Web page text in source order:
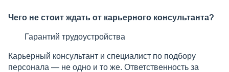
Чего не стоит ждать от карьерного консультанта?
Гарантий трудоустройства
Карьерный консультант и специалист по подбору
персонала — не одно и то же. Ответственность за